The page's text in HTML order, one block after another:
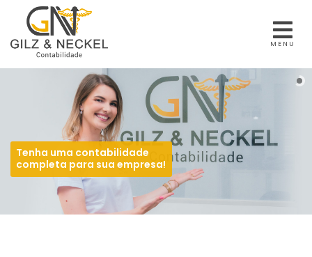
MENU
Tenha uma contabilidade
completa para sua empresa!